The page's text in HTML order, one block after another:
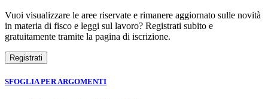
Vuoi visualizzare le aree riservate e rimanere aggiornato sulle novità
in materia di fisco e leggi sul lavoro? Registrati subito e
gratuitamente tramite la pagina di iscrizione.
SFOGLIA PER ARGOMENTI